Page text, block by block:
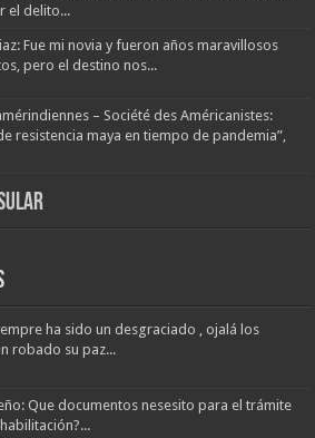
el delito...
Fue mi novia y fueron años maravillosos
pero el destino nos...
– Société des Américanistes:
resistencia maya en tiempo de pandemia”,
ha sido un desgraciado , ojalá los
robado su paz...
Que documentos nesesito para el trámite